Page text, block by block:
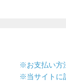
※お支払い方
※当サイトに